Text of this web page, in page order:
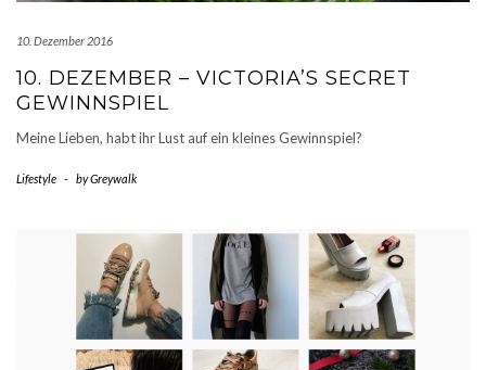
10. Dezember 2016
10. DEZEMBER – VICTORIA’S SECRET
GEWINNSPIEL
Meine Lieben, habt ihr Lust auf ein kleines Gewinnspiel?
Lifestyle - byGreywalk